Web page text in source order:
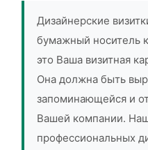
Дизайнерские
бумажный носитель
это Ваша визитная
Она должна быть
запоминающейся и
Вашей компании.
профессиональных